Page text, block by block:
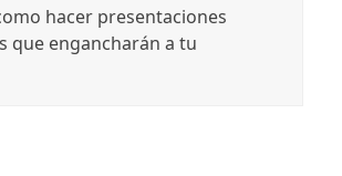
hacer presentaciones
que engancharán a tu